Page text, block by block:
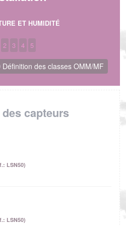
ET HUMIDITÉ
2 3 4 5
Définition des classes OMM/MF
capteurs
LSN50)
LSN50)